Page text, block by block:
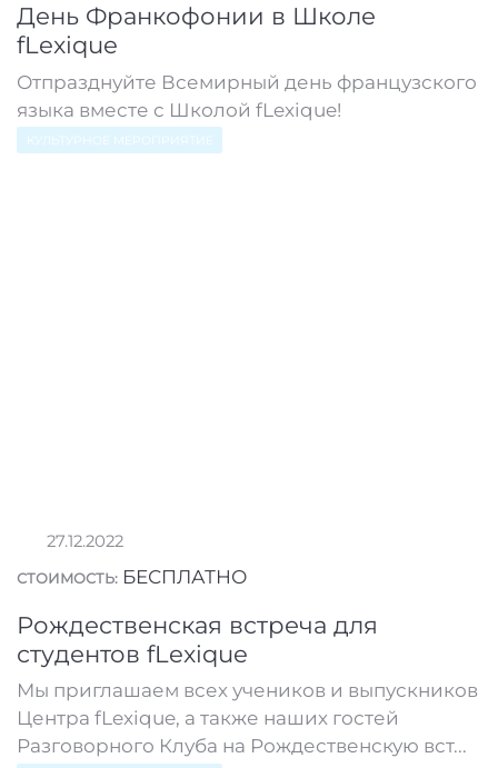
День Франкофонии в Школе
fLexique
Отпразднуйте Всемирный день французского
языка вместе с Школой fLexique!
КУЛЬТУРНОЕ МЕРОПРИЯТИЕ
27.12.2022
СТОИМОСТЬ: БЕСПЛАТНО
Рождественская встреча для
студентов fLexique
Мы приглашаем всех учеников и выпускников
Центра fLexique, а также наших гостей
Разговорного Клуба на Рождественскую вст...